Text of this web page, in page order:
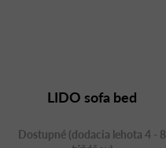
LIDO sofa bed
Dostupné (dodacia lehota 4 - 8